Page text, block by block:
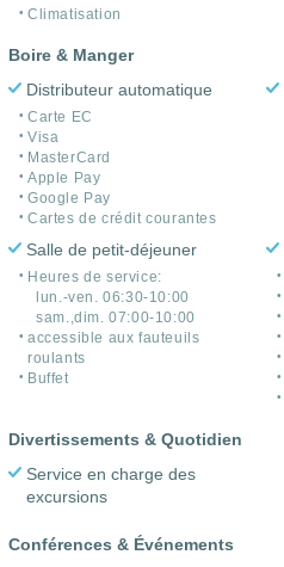
Climatisation
Boire & Manger
Distributeur automatique
Carte EC
Visa
MasterCard
Apple Pay
Google Pay
Cartes de crédit courantes
Salle de petit-déjeuner
Heures de service:
lun.-ven. 06:30-10:00
sam.,dim. 07:00-10:00
accessible aux fauteuils
roulants
Buffet
Divertissements & Quotidien
Service en charge des
excursions
Conférences & Événements